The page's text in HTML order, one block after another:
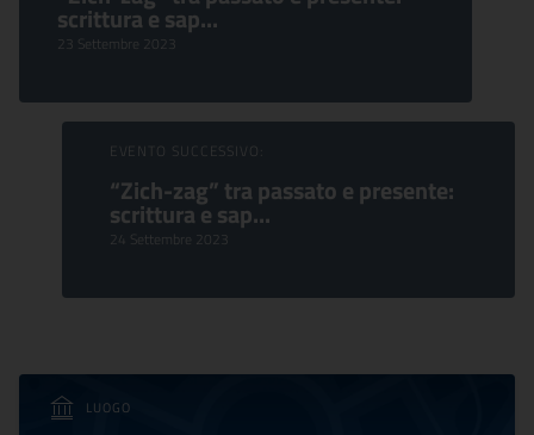
scrittura e sap...
23 Settembre 2023
EVENTO SUCCESSIVO:
“Zich-zag” tra passato e presente:
scrittura e sap...
24 Settembre 2023
LUOGO